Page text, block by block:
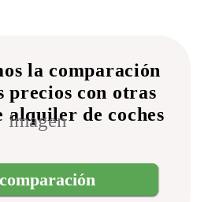
la comparación
precios con otras
alquiler de coches